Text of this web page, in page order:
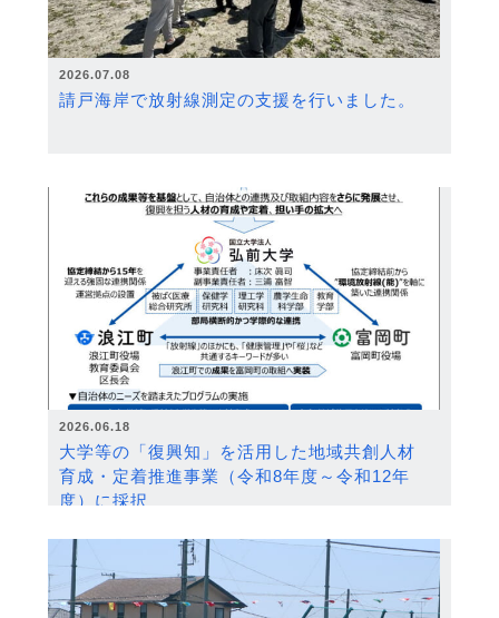
2026.07.08
請戸海岸で放射線測定の支援を行いました。
2026.06.18
大学等の「復興知」を活用した地域共創人材
育成・定着推進事業（令和8年度～令和12年
度）に採択